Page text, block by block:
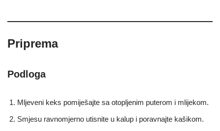
Priprema
Podloga
Mljeveni keks pomiješajte sa otopljenim puterom i mlijekom.
Smjesu ravnomjerno utisnite u kalup i poravnajte kašikom.